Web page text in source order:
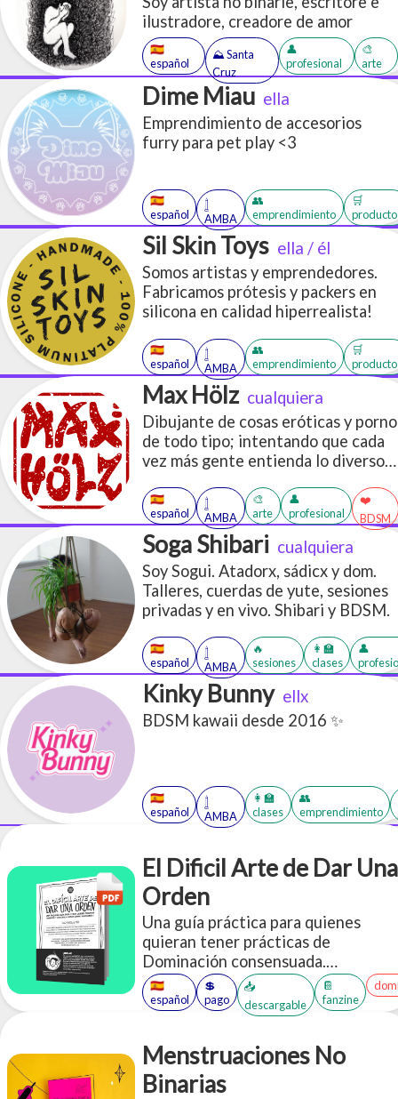
ilustradore, creadore de amor
🇪🇸
español
⛰️ Santa
Cruz
👤
profesional
🎨
arte
Dime Miau ella
Emprendimiento de accesorios
furry para pet play <3
🇪🇸
español
𓉶
AMBA
👥
emprendimiento
🛒
Sil Skin Toys ella / él
Somos artistas y emprendedores.
Fabricamos prótesis y packers en
silicona en calidad hiperrealista!
🇪🇸
español
𓉶
AMBA
👥
emprendimiento
🛒
Max Hölz cualquiera
Dibujante de cosas eróticas y porno
de todo tipo; intentando que cada
vez más gente entienda lo diverso
🇪🇸
español
𓉶
AMBA
🎨
arte
👤
profesional
❤️
BDSM
Soga Shibari cualquiera
Soy Sogui. Atadorx, sádicx y dom.
Talleres, cuerdas de yute, sesiones
privadas y en vivo. Shibari y BDSM.
🇪🇸
español
𓉶
AMBA
🔥
sesiones
👩‍🏫
clases
👤
Kinky Bunny ellx
BDSM kawaii desde 2016 ✨
🇪🇸
español
𓉶
AMBA
👩‍🏫
clases
👥
emprendimiento
El Dificil Arte de Dar Una
Orden
Una guía práctica para quienes
quieran tener prácticas de
Dominación consensuada.
Compilamos múltiples ideas y
aplicaciones de ejemplo a la hora de
🇪🇸
español
💲
pago
📥
descargable
📔
fanzine
Menstruaciones No
Binarias